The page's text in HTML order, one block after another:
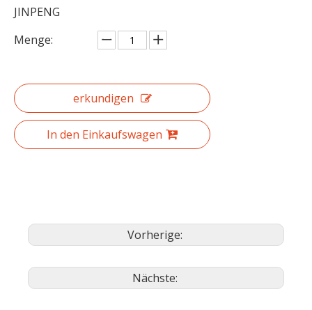
JINPENG
Menge:
erkundigen
In den Einkaufswagen
Vorherige:
Nächste: